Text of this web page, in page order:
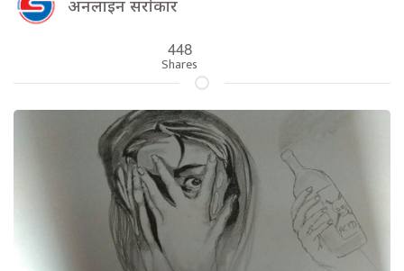
अनलाइन सराेकार
448
Shares